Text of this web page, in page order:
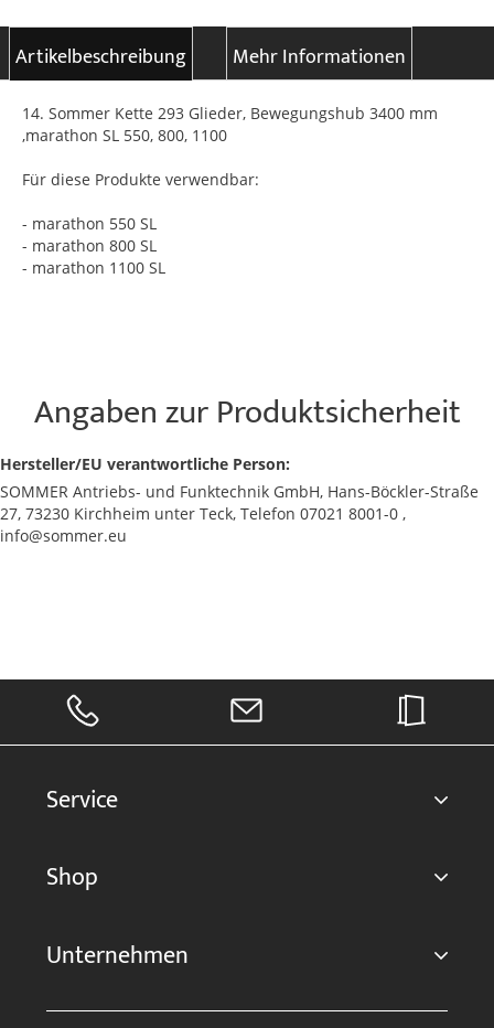
Artikelbeschreibung Mehr Informationen
14. Sommer Kette 293 Glieder, Bewegungshub 3400 mm
,marathon SL 550, 800, 1100
Für diese Produkte verwendbar:
- marathon 550 SL
- marathon 800 SL
- marathon 1100 SL
Angaben zur Produktsicherheit
Hersteller/EU verantwortliche Person:
SOMMER Antriebs- und Funktechnik GmbH, Hans-Böckler-Straße
27, 73230 Kirchheim unter Teck, Telefon 07021 8001-0 ,
info@sommer.eu
Service
Shop
Unternehmen